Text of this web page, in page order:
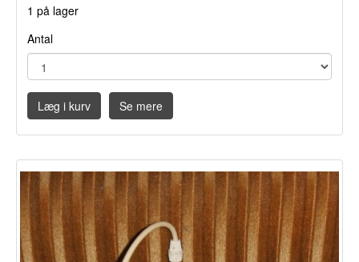
1 på lager
Antal
Læg i kurv Se mere